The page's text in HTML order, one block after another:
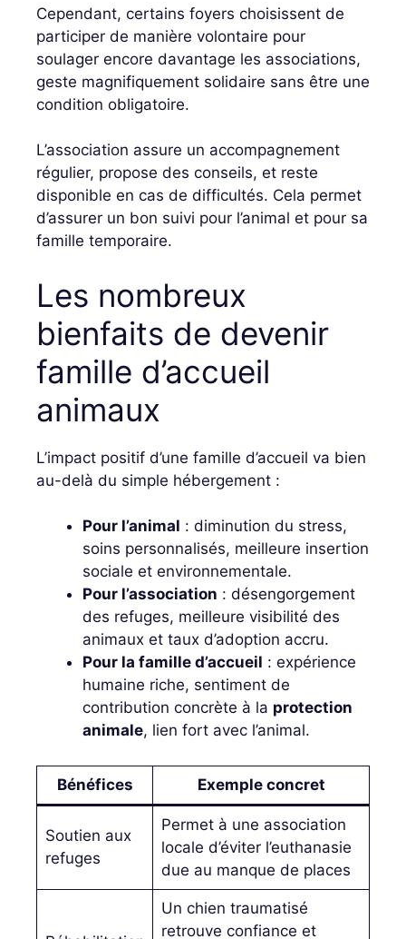
Cependant, certains foyers choisissent de
participer de manière volontaire pour
soulager encore davantage les associations,
geste magnifiquement solidaire sans être une
condition obligatoire.
L’association assure un accompagnement
régulier, propose des conseils, et reste
disponible en cas de difficultés. Cela permet
d’assurer un bon suivi pour l’animal et pour sa
famille temporaire.
Les nombreux
bienfaits de devenir
famille d’accueil
animaux
L’impact positif d’une famille d’accueil va bien
au-delà du simple hébergement :
Pour l’animal : diminution du stress,
soins personnalisés, meilleure insertion
sociale et environnementale.
Pour l’association : désengorgement
des refuges, meilleure visibilité des
animaux et taux d’adoption accru.
Pour la famille d’accueil : expérience
humaine riche, sentiment de
contribution concrète à la protection
animale, lien fort avec l’animal.
Bénéfices Exemple concret
Soutien aux
refuges
Permet à une association
locale d’éviter l’euthanasie
due au manque de places
Un chien traumatisé
retrouve confiance et